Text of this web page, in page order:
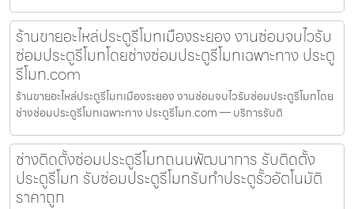
ร้านขายอะไหล่ประตูรีโมทเมืองระยอง งานซ่อมจบไวรับ
ซ่อมประตูรีโมทโดยช่างซ่อมประตูรีโมทเฉพาะทาง ประตู
รีโมท.com
ร้านขายอะไหล่ประตูรีโมทเมืองระยอง งานซ่อมจบไวรับซ่อมประตูรีโมทโดย
ช่างซ่อมประตูรีโมทเฉพาะทาง ประตูรีโมท.com — บริการรับติ
ช่างติดตั้งซ่อมประตูรีโมทถนนพัฒนาการ รับติดตั้ง
ประตูรีโมท รับซ่อมประตูรีโมทรับทำประตูรั้วอัตโนมัติ
ราคาถูก